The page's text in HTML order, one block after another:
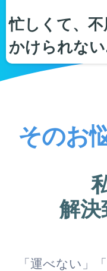
忙しくて、
かけられな
そのお
解決
「運べない」